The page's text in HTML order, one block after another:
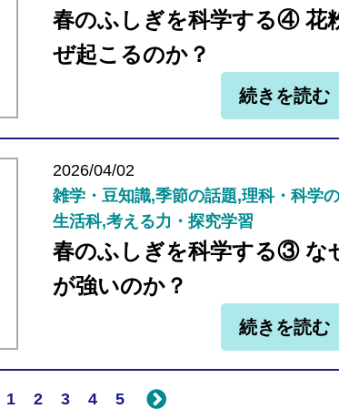
春のふしぎを科学する④ 花
ぜ起こるのか？
続きを読む
2026/04/02
雑学・豆知識,季節の話題,理科・科学
生活科,考える力・探究学習
春のふしぎを科学する③ な
が強いのか？
続きを読む
1 2 3 4 5